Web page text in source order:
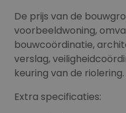
De prijs van de
voorbeeldwoning,
bouwcoördinatie,
verslag,
keuring van de riolering.
Extra specificaties: